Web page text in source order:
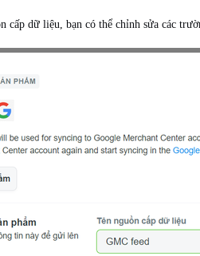
cấp dữ liệu, bạn có thể chỉnh sửa các